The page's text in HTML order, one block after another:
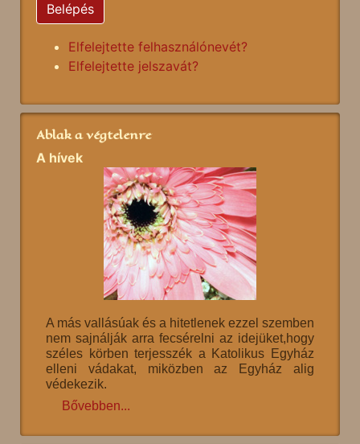
Belépés
Elfelejtette felhasználónevét?
Elfelejtette jelszavát?
Ablak a végtelenre
A hívek
A más vallásúak és a hitetlenek ezzel szemben
nem sajnálják arra fecsérelni az idejüket,hogy
széles körben terjesszék a Katolikus Egyház
elleni vádakat, miközben az Egyház alig
védekezik.
Bővebben...